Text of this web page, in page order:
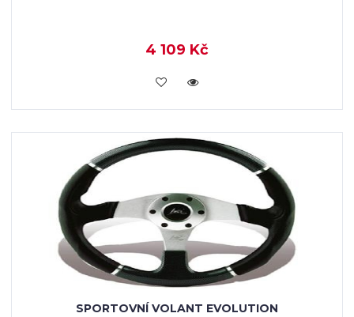
4 109 Kč
KOUPIT
SPORTOVNÍ VOLANT EVOLUTION